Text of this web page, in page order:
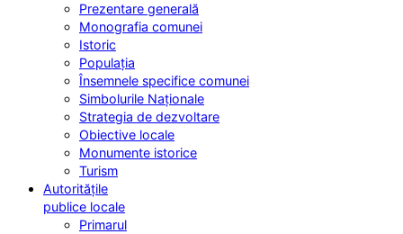
Prezentare generală
Monografia comunei
Istoric
Populația
Însemnele specifice comunei
Simbolurile Naționale
Strategia de dezvoltare
Obiective locale
Monumente istorice
Turism
Autoritățile
publice locale
Primarul